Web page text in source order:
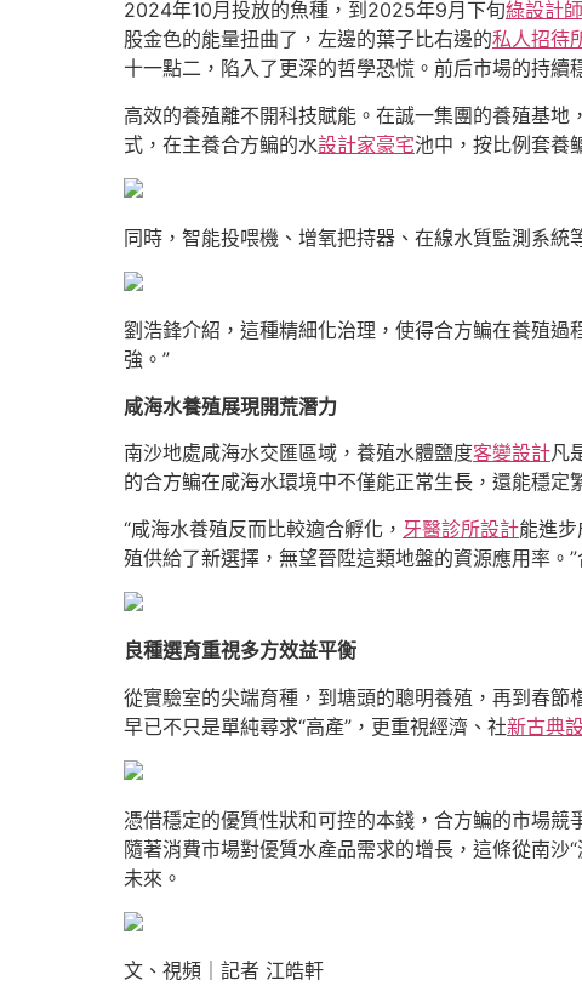
2024年10月投放的魚種，到2025年9月下旬綠設計師
股金色的能量扭曲了，左邊的葉子比右邊的私人招待
十一點二，陷入了更深的哲學恐慌。前后市場的持續
高效的養殖離不開科技賦能。在誠一集團的養殖基地
式，在主養合方鳊的水設計家豪宅池中，按比例套養
同時，智能投喂機、增氧把持器、在線水質監測系
劉浩鋒介紹，這種精細化治理，使得合方鳊在養殖過
強。”
咸海水養殖展現開荒潛力
南沙地處咸海水交匯區域，養殖水體鹽度客變設計凡
的合方鳊在咸海水環境中不僅能正常生長，還能穩
“咸海水養殖反而比較適合孵化， 牙醫診所設計能進
殖供給了新選擇，無望晉陞這類地盤的資源應用率。
良種選育重視多方效益平衡
從實驗室的尖端育種，到塘頭的聰明養殖，再到春節
早已不只是單純尋求“高產”，更重視經濟、社新古典
憑借穩定的優質性狀和可控的本錢，合方鳊的市場競
隨著消費市場對優質水產品需求的增長，這條從南沙
未來。
文、視頻｜記者 江皓軒